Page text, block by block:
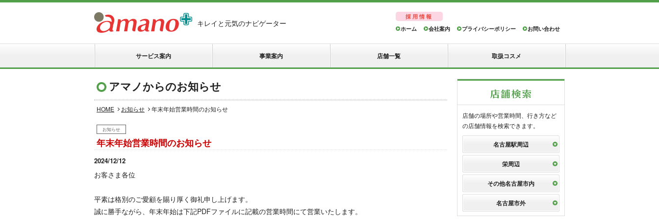
キレイと元気のナビゲーター
採用情報
ホーム
会社案内 プライバシーポリシー お問い合わせ
サービス案内 事業案内 店舗一覧 取扱コスメ
アマノからのお知らせ
HOME お知らせ 年末年始営業時間のお知らせ
お知らせ
年末年始営業時間のお知らせ
2024/12/12
お客さま各位
平素は格別のご愛顧を賜り厚く御礼申し上げます。
誠に勝手ながら、年末年始は下記PDFファイルに記載の営業時間にて営業いたします。
店舗の場所や営業時間、行き方など
の店舗情報を検索できます。
名古屋駅周辺
栄周辺
その他名古屋市内
名古屋市外